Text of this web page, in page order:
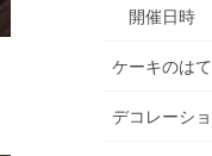
開催日時
ケーキのは
デコレーシ